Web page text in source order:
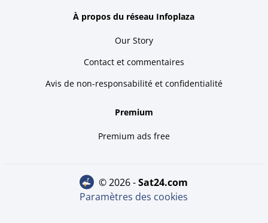
À propos du réseau Infoplaza
Our Story
Contact et commentaires
Avis de non-responsabilité et confidentialité
Premium
Premium ads free
© 2026 - sat24.com
Paramètres des cookies